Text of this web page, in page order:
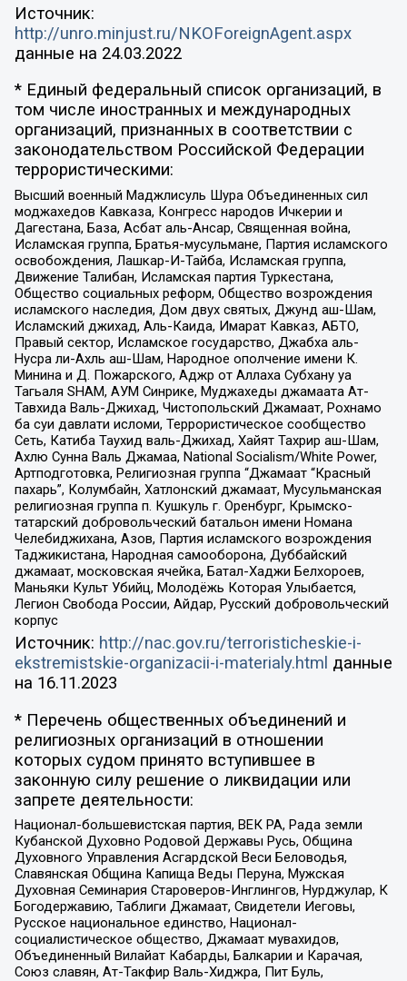
Источник:
http://unro.minjust.ru/NKOForeignAgent.aspx
данные на 24.03.2022
* Единый федеральный список организаций, в
том числе иностранных и международных
организаций, признанных в соответствии с
законодательством Российской Федерации
террористическими:
Высший военный Маджлисуль Шура Объединенных сил
моджахедов Кавказа, Конгресс народов Ичкерии и
Дагестана, База, Асбат аль-Ансар, Священная война,
Исламская группа, Братья-мусульмане, Партия исламского
освобождения, Лашкар-И-Тайба, Исламская группа,
Движение Талибан, Исламская партия Туркестана,
Общество социальных реформ, Общество возрождения
исламского наследия, Дом двух святых, Джунд аш-Шам,
Исламский джихад, Аль-Каида, Имарат Кавказ, АБТО,
Правый сектор, Исламское государство, Джабха аль-
Нусра ли-Ахль аш-Шам, Народное ополчение имени К.
Минина и Д. Пожарского, Аджр от Аллаха Субхану уа
Тагьаля SHAM, АУМ Синрике, Муджахеды джамаата Ат-
Тавхида Валь-Джихад, Чистопольский Джамаат, Рохнамо
ба суи давлати исломи, Террористическое сообщество
Сеть, Катиба Таухид валь-Джихад, Хайят Тахрир аш-Шам,
Ахлю Сунна Валь Джамаа, National Socialism/White Power,
Артподготовка, Религиозная группа “Джамаат “Красный
пахарь”, Колумбайн, Хатлонский джамаат, Мусульманская
религиозная группа п. Кушкуль г. Оренбург, Крымско-
татарский добровольческий батальон имени Номана
Челебиджихана, Азов, Партия исламского возрождения
Таджикистана, Народная самооборона, Дуббайский
джамаат, московская ячейка, Батал-Хаджи Белхороев,
Маньяки Культ Убийц, Молодёжь Которая Улыбается,
Легион Свобода России, Айдар, Русский добровольческий
корпус
Источник: http://nac.gov.ru/terroristicheskie-i-
ekstremistskie-organizacii-i-materialy.html данные
на 16.11.2023
* Перечень общественных объединений и
религиозных организаций в отношении
которых судом принято вступившее в
законную силу решение о ликвидации или
запрете деятельности:
Национал-большевистская партия, ВЕК РА, Рада земли
Кубанской Духовно Родовой Державы Русь, Община
Духовного Управления Асгардской Веси Беловодья,
Славянская Община Капища Веды Перуна, Мужская
Духовная Семинария Староверов-Инглингов, Нурджулар, К
Богодержавию, Таблиги Джамаат, Свидетели Иеговы,
Русское национальное единство, Национал-
социалистическое общество, Джамаат мувахидов,
Объединенный Вилайат Кабарды, Балкарии и Карачая,
Союз славян, Ат-Такфир Валь-Хиджра, Пит Буль,